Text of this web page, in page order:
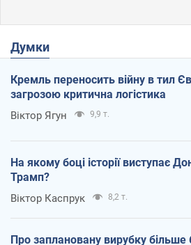
Думки
Кремль переносить війну в тил
загрозою критична логістика
Віктор Ягун 9,9 т.
На якому боці історії виступає
Трамп?
Віктор Каспрук 8,2 т.
Про заплановану вирубку більше